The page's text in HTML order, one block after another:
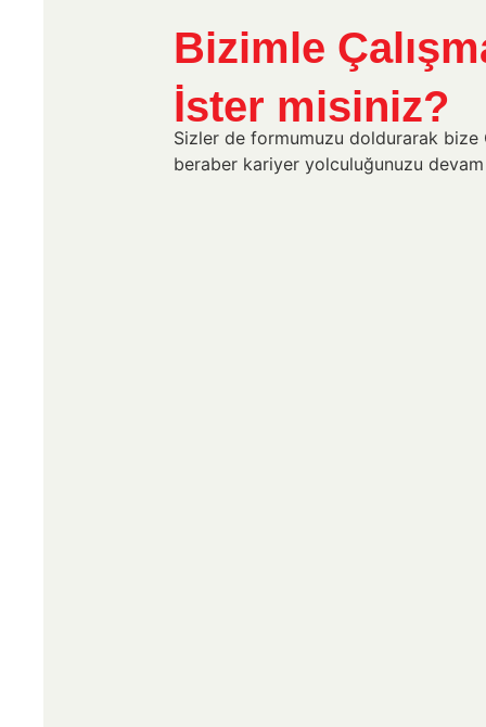
Bizimle
İster misiniz?
Sizler de formumuzu doldurarak bize
beraber kariyer yolculuğunuzu